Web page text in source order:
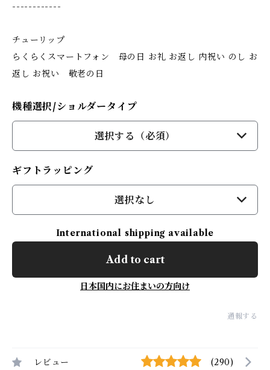
------------
チューリップ
らくらくスマートフォン 母の日 お礼 お返し 内祝い のし お
返し お祝い 敬老の日
機種選択/ショルダータイプ
選択する（必須）
ギフトラッピング
選択なし
International shipping available
Add to cart
日本国内にお住まいの方向け
通報する
レビュー (290)